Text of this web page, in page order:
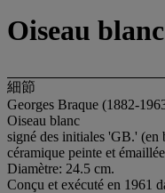
Oiseau blanc
細節
Georges Braque (1882-
Oiseau blanc
signé des initiales 'GB.' (en
céramique peinte et émaillée
Diamètre: 24.5 cm.
Conçu et exécuté en 1961